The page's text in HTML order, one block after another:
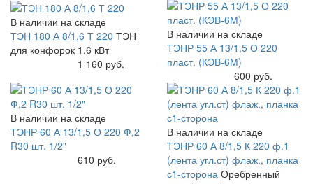
В наличии на складе
ТЭН 180 А 8/1,6 Т 220 ТЭН
для конфорок 1,6 кВт
1 160 руб.
В наличии на складе
ТЭНР 55 А 13/1,5 О 220
пласт. (КЭВ-6М)
600 руб.
В наличии на складе
ТЭНР 60 А 13/1,5 О 220 Ф,2
R30 шт. 1/2"
610 руб.
В наличии на складе
ТЭНР 60 А 8/1,5 К 220 ф.1
(лента угл.ст) флаж., планка
с1-сторона Оребренный